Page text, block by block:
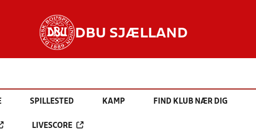
DBU SJÆLLAND
SPILLESTED KAMP FIND KLUB NÆR DIG
LIVESCORE